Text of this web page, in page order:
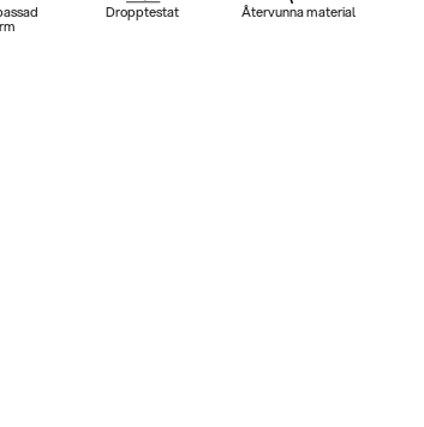
Dropptestat Återvunna material